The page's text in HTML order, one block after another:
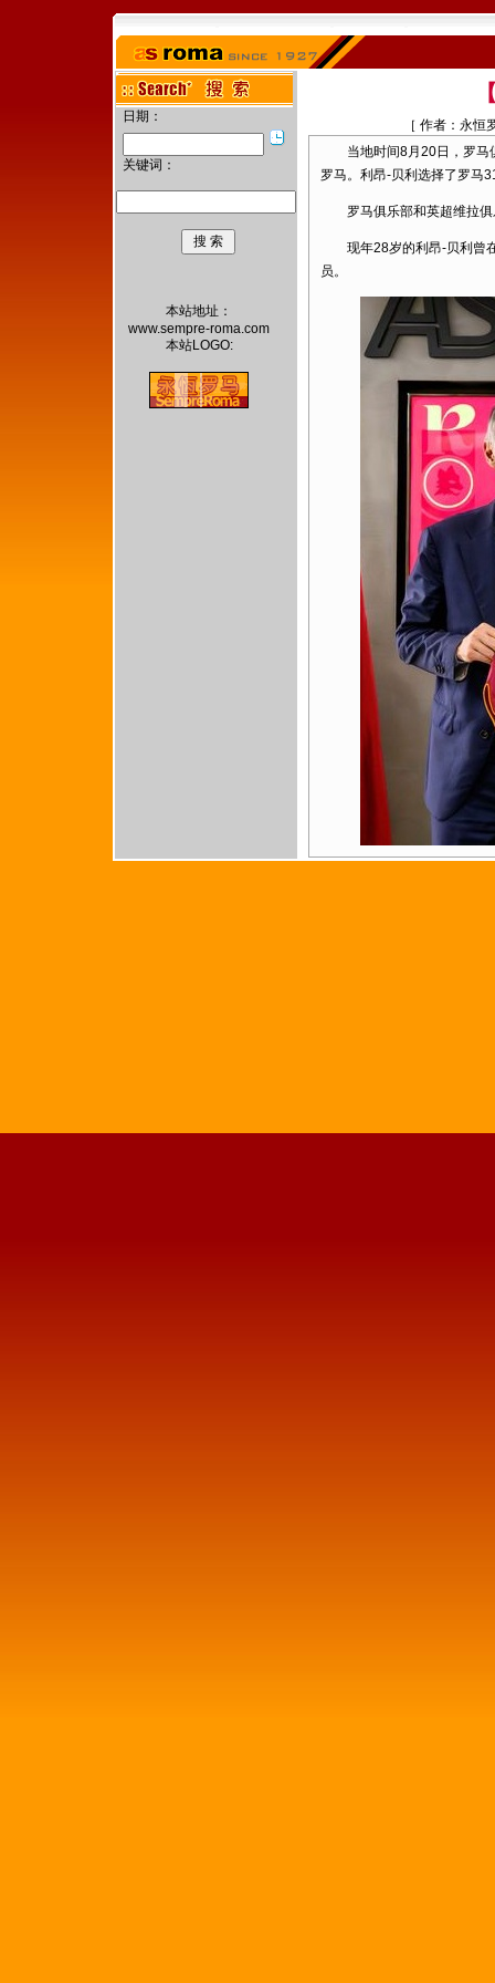
日期：
关键词：
本站地址：
www.sempre-roma.com
本站LOGO:
［ 作者：永
当地时间8月20日，罗马俱
罗马。利昂-贝利选择了罗马
罗马俱乐部和英超维拉俱
现年28岁的利昂-贝利曾在
员。